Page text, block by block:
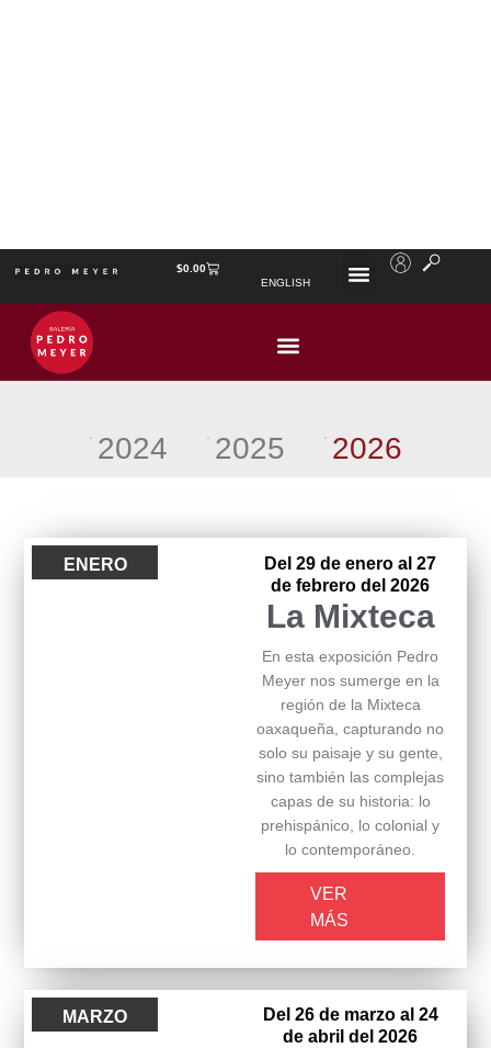
EXPOSICIONES GALERÍA PEDRO
MEYER
2024 2025 2026
ENERO
Del 29 de enero al 27
de febrero del 2026
La Mixteca
En esta exposición Pedro
Meyer nos sumerge en la
región de la Mixteca
oaxaqueña, capturando no
solo su paisaje y su gente,
sino también las complejas
capas de su historia: lo
prehispánico, lo colonial y
lo contemporáneo.
VER
MÁS
MARZO
Del 26 de marzo al 24
de abril del 2026